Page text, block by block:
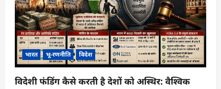
भारत भू-रणनीति विदेश
विदेशी फंडिंग कैसे करती है देशों को अस्थिर: वैश्विक